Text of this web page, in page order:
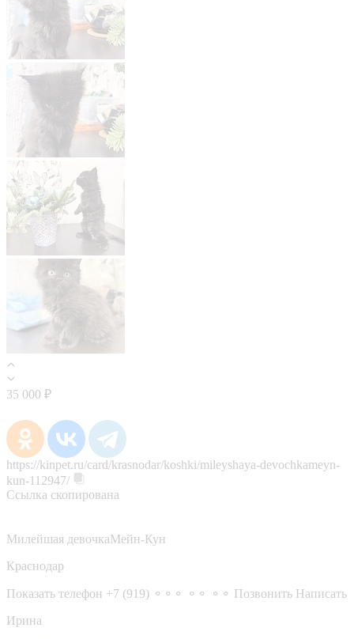
35 000 ₽
https://kinpet.ru/card/krasnodar/koshki/mileyshaya-devochkameyn-
kun-112947/
Ссылка скопирована
Милейшая девочкаМейн-Кун
Краснодар
Показать телефон +7 (919) ⚬⚬⚬ ⚬⚬ ⚬⚬ Позвонить Написать
Ирина